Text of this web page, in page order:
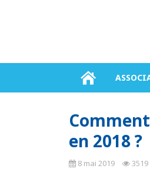
en 2018 ?
8 mai 2019 3519